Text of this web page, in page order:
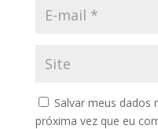
Salvar meus dados
próxima vez que eu